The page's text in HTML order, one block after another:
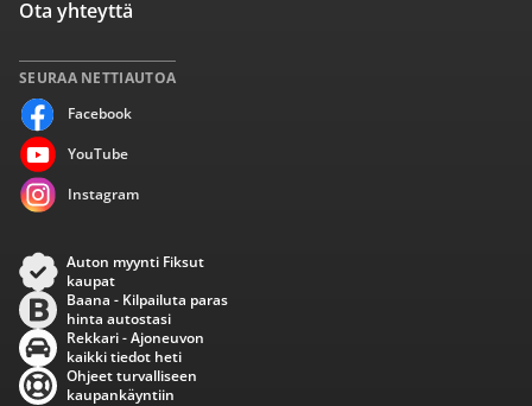
SEURAA NETTIAUTOA
Facebook
YouTube
Instagram
Ota yhteyttä
Auton myynti Fiksut
kaupat
Baana - Kilpailuta paras
hinta autostasi
Rekkari - Ajoneuvon
kaikki tiedot heti
Ohjeet turvalliseen
kaupankäyntiin